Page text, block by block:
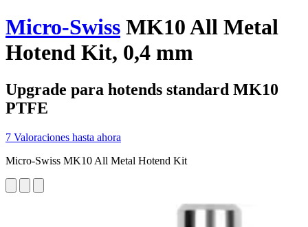
Micro-Swiss MK10 All Metal
Hotend Kit, 0,4 mm
Upgrade para hotends standard MK10
PTFE
7 Valoraciones hasta ahora
Micro-Swiss MK10 All Metal Hotend Kit